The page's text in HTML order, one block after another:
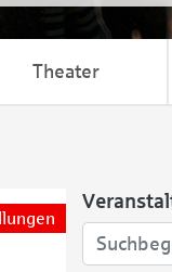
Theater